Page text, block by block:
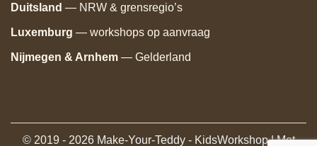
Duitsland — NRW & grensregio’s
Luxemburg — workshops op aanvraag
Nijmegen & Arnhem — Gelderland
© 2019 - 2026 Make-Your-Teddy - KidsWorkshop | Met